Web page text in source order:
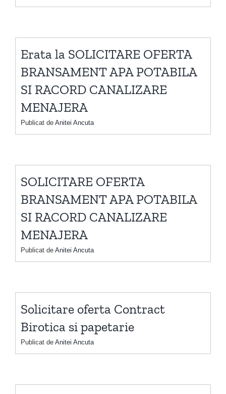
Erata la SOLICITARE OFERTA
BRANSAMENT APA POTABILA
SI RACORD CANALIZARE
MENAJERA
Publicat de Anitei Ancuta
SOLICITARE OFERTA
BRANSAMENT APA POTABILA
SI RACORD CANALIZARE
MENAJERA
Publicat de Anitei Ancuta
Solicitare oferta Contract
Birotica si papetarie
Publicat de Anitei Ancuta